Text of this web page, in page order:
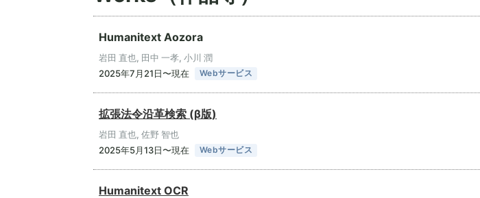
Humanitext Aozora
岩田 直也, 田中 一孝, 小川 潤
2025年7月21日〜現在
Webサービス
拡張法令沿革検索 (β版)
岩田 直也, 佐野 智也
2025年5月13日〜現在
Webサービス
Humanitext OCR